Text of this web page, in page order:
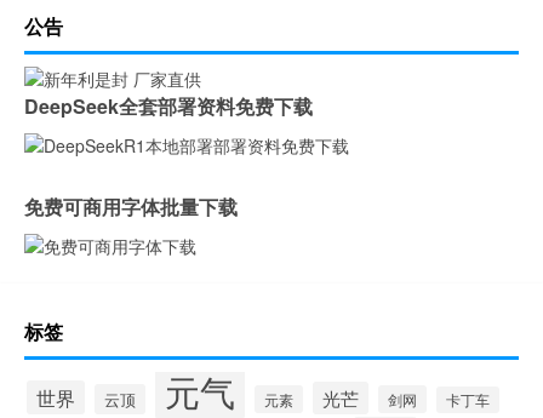
公告
DeepSeek全套部署资料免费下载
免费可商用字体批量下载
标签
世界 云顶 元气 元素 光芒 剑网 卡丁车